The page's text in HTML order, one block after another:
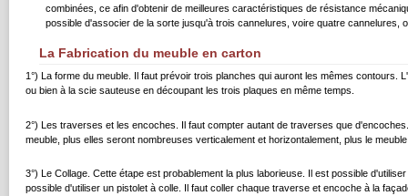
combinées, ce afin d'obtenir de meilleures caractéristiques de résistance
possible d'associer de la sorte jusqu'à trois cannelures, voire quatre cannelures,
La Fabrication du meuble en carton
1°) La forme du meuble. Il faut prévoir trois planches qui auront les mêmes
ou bien à la scie sauteuse en découpant les trois plaques en même temps.
2°) Les traverses et les encoches. Il faut compter autant de traverses que
meuble, plus elles seront nombreuses verticalement et horizontalement, plus le
3°) Le Collage. Cette étape est probablement la plus laborieuse. Il est possible
possible d'utiliser un pistolet à colle. Il faut coller chaque traverse et encoche à la